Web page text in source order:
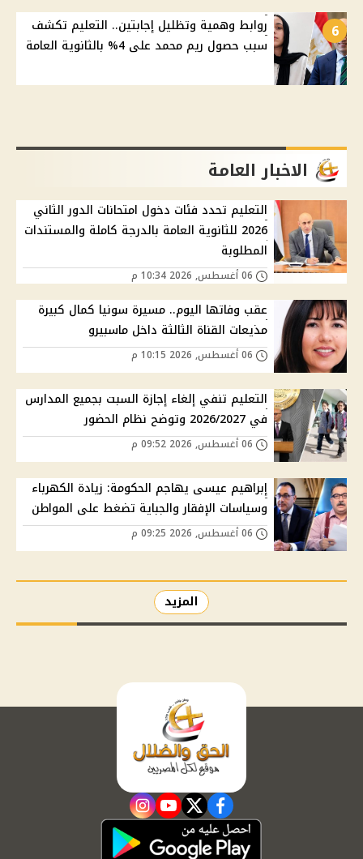
6
روابط وهمية وتظليل إجابتين.. التعليم تكشف
سبب حصول ريم محمد على 4% بالثانوية العامة
الاخبار العامة
التعليم تحدد فئات دخول امتحانات الدور الثاني
2026 للثانوية العامة بالدرجة كاملة والمستندات
المطلوبة
عقب وفاتها اليوم.. مسيرة سونيا كمال كبيرة
مذيعات القناة الثالثة داخل ماسبيرو
التعليم تنفي إلغاء إجازة السبت بجميع المدارس
في 2026/2027 وتوضح نظام الحضور
إبراهيم عيسى يهاجم الحكومة: زيادة الكهرباء
وسياسات الإفقار والجباية تضغط على المواطن
المزيد
facebook
twitter
youtube
instagram